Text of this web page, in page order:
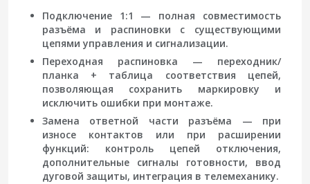
Подключение 1:1 — полная совместимость
разъёма и распиновки с существующими
цепями управления и сигнализации.
Переходная распиновка — переходник/
планка + таблица соответствия цепей,
позволяющая сохранить маркировку и
исключить ошибки при монтаже.
Замена ответной части разъёма — при
износе контактов или при расширении
функций: контроль цепей отключения,
дополнительные сигналы готовности, ввод
дуговой защиты, интеграция в телемеханику.